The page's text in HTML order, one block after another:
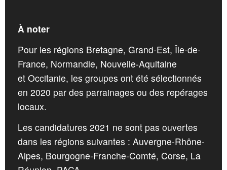
À noter
Pour les régions Bretagne, Grand-Est, Île-de-
France, Normandie, Nouvelle-Aquitaine
et Occitanie, les groupes ont été sélectionnés
en 2020 par des parrainages ou des repérages
locaux.
Les candidatures 2021 ne sont pas ouvertes
dans les régions suivantes : Auvergne-Rhône-
Alpes, Bourgogne-Franche-Comté, Corse, La